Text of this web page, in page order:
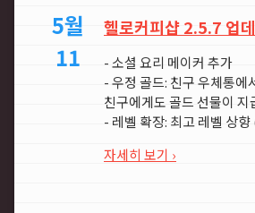
5월
11
헬로커피샵 2.5.7 업
- 소셜 요리 메이커 추가
- 우정 골드: 친구 우체통에
친구에게도 골드 선물이 지
- 레벨 확장: 최고 레벨 상
자세히 보기 ›